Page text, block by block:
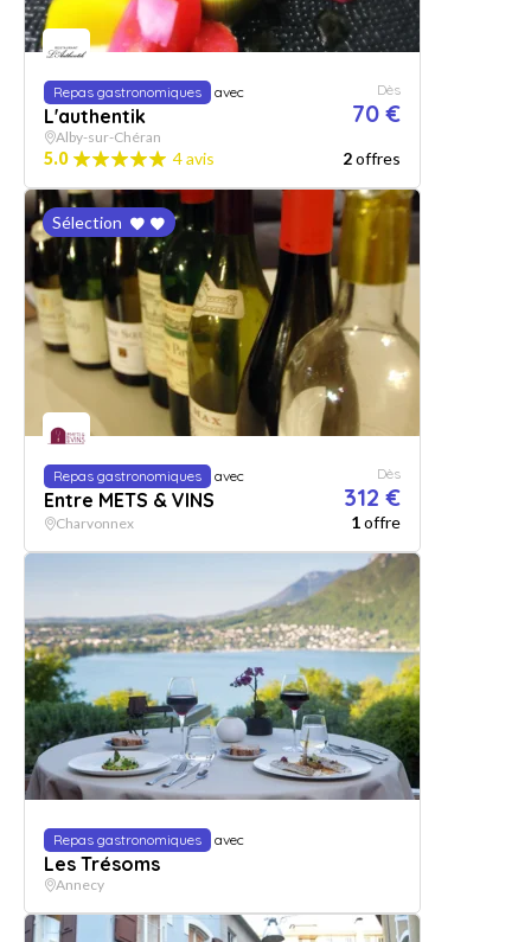
Repas gastronomiques avec
L'authentik
Dès
70 €
Alby-sur-Chéran
5.0 4 avis 2offres
Sélection
Repas gastronomiques avec
Entre METS & VINS
Dès
312 €
Charvonnex 1offre
Repas gastronomiques avec
Les Trésoms
Annecy